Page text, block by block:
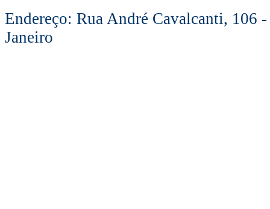
Endereço: Rua André Cavalcanti, 106
Janeiro